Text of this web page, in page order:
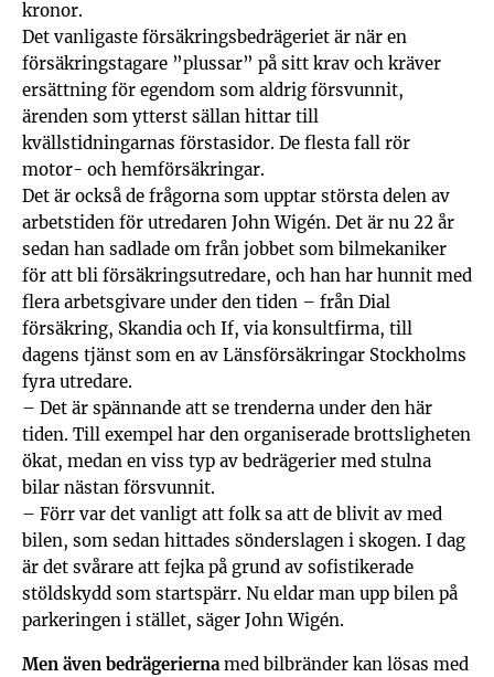
kronor.
Det vanligaste försäkringsbedrägeriet är när en
försäkringstagare ”plussar” på sitt krav och kräver
ersättning för egendom som aldrig försvunnit,
ärenden som ytterst sällan hittar till
kvällstidningarnas förstasidor. De flesta fall rör
motor- och hemförsäkringar.
Det är också de frågorna som upptar största delen av
arbetstiden för utredaren John Wigén. Det är nu 22 år
sedan han sadlade om från jobbet som bilmekaniker
för att bli försäkringsutredare, och han har hunnit med
flera arbetsgivare under den tiden – från Dial
försäkring, Skandia och If, via konsultfirma, till
dagens tjänst som en av Länsförsäkringar Stockholms
fyra utredare.
– Det är spännande att se trenderna under den här
tiden. Till exempel har den organiserade brottsligheten
ökat, medan en viss typ av bedrägerier med stulna
bilar nästan försvunnit.
– Förr var det vanligt att folk sa att de blivit av med
bilen, som sedan hittades sönderslagen i skogen. I dag
är det svårare att fejka på grund av sofistikerade
stöldskydd som startspärr. Nu eldar man upp bilen på
parkeringen i stället, säger John Wigén.
Men även bedrägeriernamed bilbränder kan lösas med